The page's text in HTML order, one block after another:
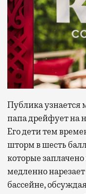
Публика узнается
папа дрейфует на
Его дети тем
шторм в шесть
которые
медленно
бассейне,